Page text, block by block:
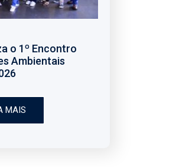
o 1º Encontro
Ambientais
MAIS